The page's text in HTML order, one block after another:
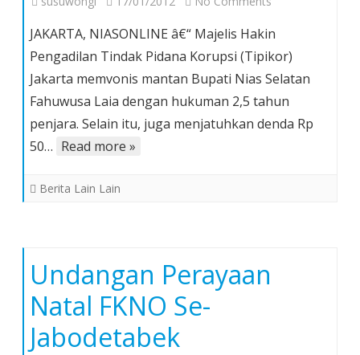
Bupati
Nias
Selatan
Divonis
2,5
JAKARTA, NIASONLINE â€“ Majelis Hakin
Pengadilan Tindak Pidana Korupsi (Tipikor)
Jakarta memvonis mantan Bupati Nias Selatan
Fahuwusa Laia dengan hukuman 2,5 tahun
penjara. Selain itu, juga menjatuhkan denda Rp
50… Read more »
Berita Lain Lain
Undangan Perayaan
Natal FKNO Se-
Jabodetabek